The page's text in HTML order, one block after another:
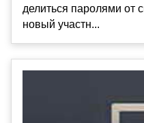
делиться паролями от
новый участн...